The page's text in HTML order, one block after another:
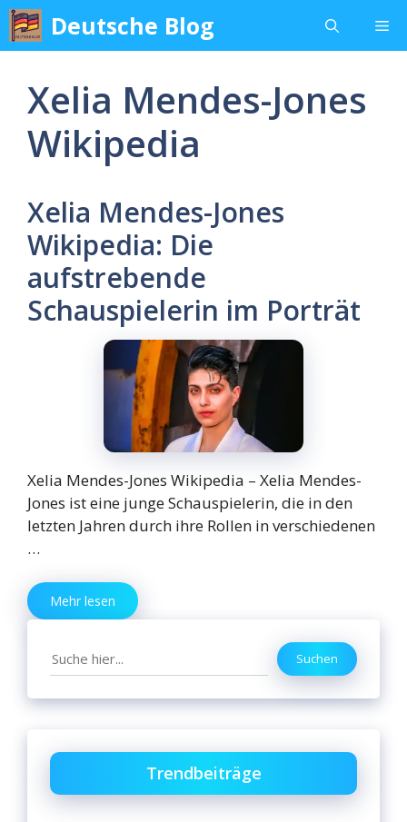
Skip
content
Deutsche Blog
Xelia Mendes-Jones
Wikipedia
Xelia Mendes-Jones
Wikipedia: Die
aufstrebende
Schauspielerin im Porträt
Xelia Mendes-Jones Wikipedia – Xelia Mendes-
Jones ist eine junge Schauspielerin, die in den
letzten Jahren durch ihre Rollen in verschiedenen
…
Mehr lesen
Search Suchen
Trendbeiträge